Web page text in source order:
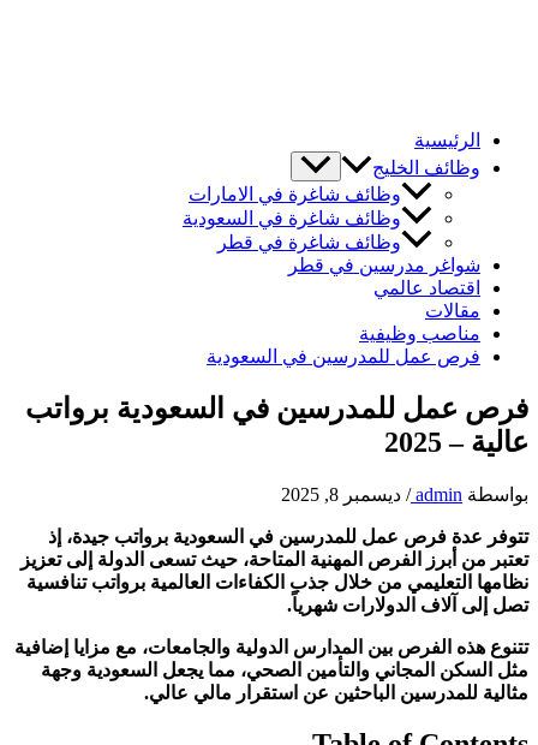
الرئيسية
وظائف الخليج
وظائف شاغرة في الامارات
وظائف شاغرة في السعودية
وظائف شاغرة في قطر
شواغر مدرسين في قطر
اقتصاد عالمي
مقالات
مناصب وظيفية
فرص عمل للمدرسين في السعودية
فرص عمل للمدرسين في السعودية برواتب
عالية – 2025
بواسطة admin
/ ديسمبر 8, 2025
تتوفر عدة فرص عمل للمدرسين في السعودية برواتب جيدة، إذ
تعتبر من أبرز الفرص المهنية المتاحة، حيث تسعى الدولة إلى تعزيز
نظامها التعليمي من خلال جذب الكفاءات العالمية برواتب تنافسية
تصل إلى آلاف الدولارات شهرياً.
تتنوع هذه الفرص بين المدارس الدولية والجامعات، مع مزايا إضافية
مثل السكن المجاني والتأمين الصحي، مما يجعل السعودية وجهة
مثالية للمدرسين الباحثين عن استقرار مالي عالي.